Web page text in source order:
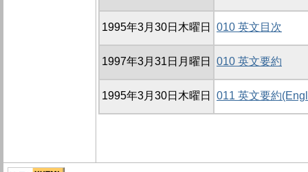
1995年3月30日木曜日 010 英文目次
1997年3月31日月曜日 010 英文要約
1995年3月30日木曜日 011 英文要約